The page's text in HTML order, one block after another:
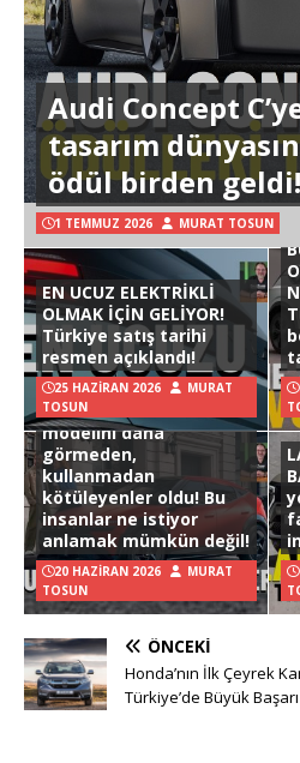
Audi Concept
tasarım
ödül birden geldi!
1 TEMMUZ 2026 MURAT TOSUN
EN UCUZ ELEKTRİKLİ
OLMAK İÇİN GELİYOR!
Türkiye satış tarihi
resmen açıklandı!
25 HAZIRAN 2026
MURAT
TOSUN
Hyundai Ioniq 3
modelini daha
görmeden,
kullanmadan
kötüleyenler oldu! Bu
insanlar ne istiyor
anlamak mümkün değil!
20 HAZIRAN 2026
MURAT
TOSUN
ÖNCEKI
Honda’nın İlk Çeyrek
Türkiye’de Büyük